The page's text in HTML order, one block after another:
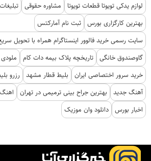
لوازم یدکی تویوتا قطعات تویوتا
مشاوره حقوقی
بهترین کارگزاری بورس ثبت نام آمارکتس
سایت رسمی خرید فالوور اینستاگرام همراه با تحویل
گاوصندوق خانگی تاریخچه پلاک بیمه دات کام
ملودی 98
خرید سرور اختصاصی ایران
بلیط قطار مشهد رزرو
آهنگ جدید
بهترین جراح بینی ترمیمی در تهران
اخبار بورس دانلود وان موزیک